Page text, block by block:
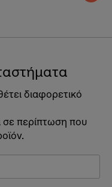
διαφορετικό
σε περίπτωση που